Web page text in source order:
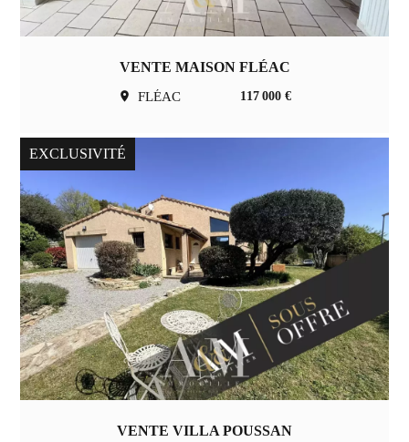
VENTE MAISON FLÉAC
FLÉAC 117 000 €
EXCLUSIVITÉ
VENTE VILLA POUSSAN